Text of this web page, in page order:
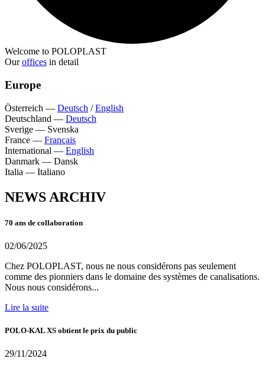
Welcome to POLOPLAST
Ouroffices in detail
Europe
Österreich — Deutsch /English
Deutschland — Deutsch
Sverige — Svenska
France — Français
International — English
Danmark — Dansk
Italia — Italiano
NEWS ARCHIV
70 ans de collaboration
02/06/2025
Chez POLOPLAST, nous ne nous considérons pas seulement
comme des pionniers dans le domaine des systèmes de canalisations.
Nous nous considérons...
Lire la suite
POLO-KAL XS obtient le prix du public
29/11/2024